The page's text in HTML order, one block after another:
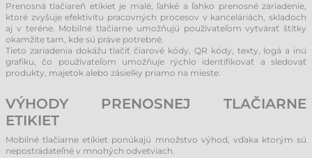
Prenosná tlačiareň etikiet je malé, ľahké a ľahko prenosné zariadenie,
ktoré zvyšuje efektivitu pracovných procesov v kanceláriách, skladoch
aj v teréne. Mobilné tlačiarne umožňujú používateľom vytvárať štítky
okamžite tam, kde sú práve potrebné.
Tieto zariadenia dokážu tlačiť čiarové kódy, QR kódy, texty, logá a inú
grafiku, čo používateľom umožňuje rýchlo identifikovať a sledovať
produkty, majetok alebo zásielky priamo na mieste.
VÝHODY PRENOSNEJ TLAČIARNE
ETIKIET
Mobilné tlačiarne etikiet ponúkajú množstvo výhod, vďaka ktorým sú
nepostrádateľné v mnohých odvetviach.